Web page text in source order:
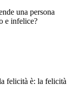
una persona
e infelice?
felicità è: la felicità